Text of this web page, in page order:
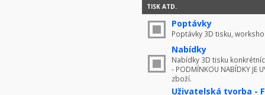
TISK ATD.
Poptávky
Poptávky 3D tisku,
Nabídky
Nabídky 3D tisku
- PODMÍNKOU NABÍDKY JE
zboží.
Uživatelská tvorba -